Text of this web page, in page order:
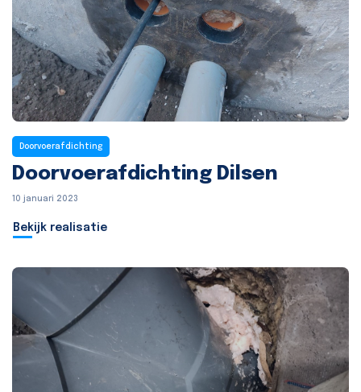
Doorvoerafdichting
Doorvoerafdichting Dilsen
10 januari 2023
Bekijk realisatie